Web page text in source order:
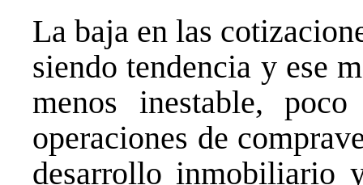
La baja en las
siendo tendencia y ese
menos inestable,
operaciones de
desarrollo inmobiliario